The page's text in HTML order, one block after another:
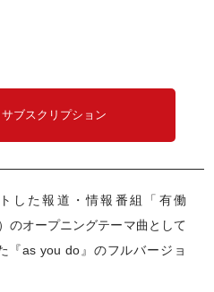
ブスクリプション
した報道・情報番組「有働
のオープニングテーマ曲として
『as you do』のフルバージョ